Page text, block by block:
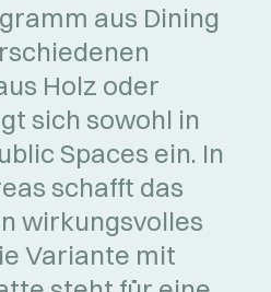
aus Dining
Holz oder
sich sowohl in
Spaces ein. In
schafft das
wirkungsvolles
Variante mit